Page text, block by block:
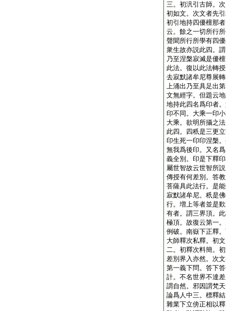
三。初汎引古師。
初如文。次文者先
初引地持四優檀那
云。餘之一切所行
聲聞所行所學有四
衆生故亦説此四。
乃至涅槃寂滅是優
此法。復以此法轉
去寂默諸牟尼尊展
上涌出乃至具足出
文無經字。但題云
地持此四名爲印者
印不同。大乘一印
大乘。欲明所攝之
此四。四秖是三更
印生死一印印涅槃
無我爲後印。又名
義全別。印是下釋
屬世智故云世智所
傳授有何差別。答
菩薩具此法行。是
寂默諸牟尼。秖是
行。増上等者並是
有者。謂三界頂。
極頂。故復云第一
例破。南嶽下正釋
大師釋次私釋。初
二。初釋次料簡。
差別界入亦然。次
第一義下問。答下
計。不名世界不達
謂自然。邪因謂梵
論爲人中三。標釋
雜業下立傍正相以